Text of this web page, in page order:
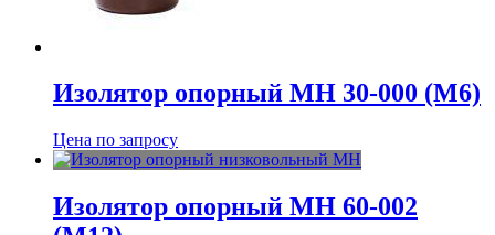
Изолятор опорный МН 30-000 (М6)
Цена по запросу
Изолятор опорный МН 60-002